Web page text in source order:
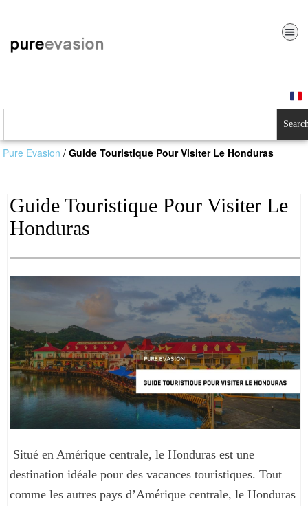
Pure Evasion /Guide Touristique Pour Visiter Le Honduras
Guide Touristique Pour Visiter Le
Honduras
Situé en Amérique centrale, le Honduras est une
destination idéale pour des vacances touristiques. Tout
comme les autres pays d’Amérique centrale, le Honduras